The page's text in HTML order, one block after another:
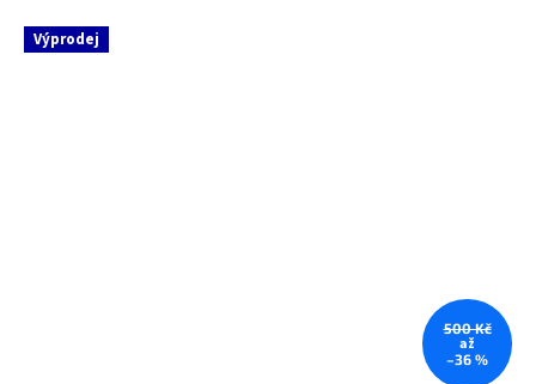
Výprodej
500 Kč
až
–36 %